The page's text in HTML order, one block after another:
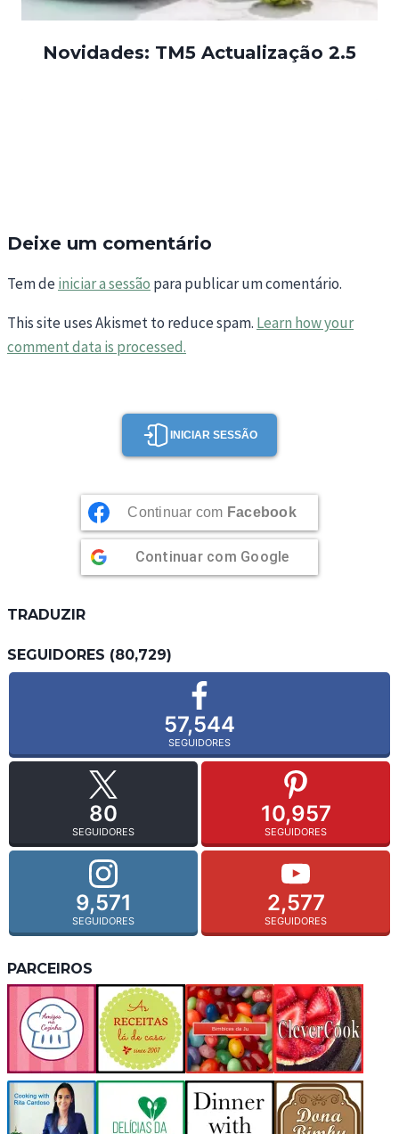
Novidades: TM5 Actualização 2.5
Deixe um comentário
Tem deiniciar a sessão para publicar um comentário.
This site uses Akismet to reduce spam. Learn how your
comment data is processed.
INICIAR SESSÃO
Continuar com Facebook
Continuar com Google
TRADUZIR
SEGUIDORES (80,729)
57,544
SEGUIDORES
80
SEGUIDORES
10,957
SEGUIDORES
9,571
SEGUIDORES
2,577
SEGUIDORES
PARCEIROS